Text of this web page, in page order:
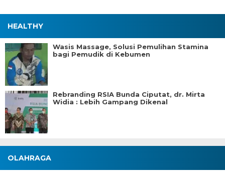
HEALTHY
Wasis Massage, Solusi Pemulihan Stamina
bagi Pemudik di Kebumen
Rebranding RSIA Bunda Ciputat, dr. Mirta
Widia : Lebih Gampang Dikenal
OLAHRAGA